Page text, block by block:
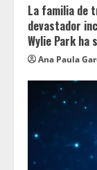
La familia de
devastador
Wylie Park ha
Ana Paula